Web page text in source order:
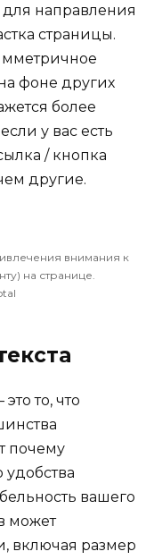
направления
страницы.
фоне других
более
у вас есть
/ кнопка
другие.
внимания к
на странице.
то, что
почему
вашего
может
включая размер